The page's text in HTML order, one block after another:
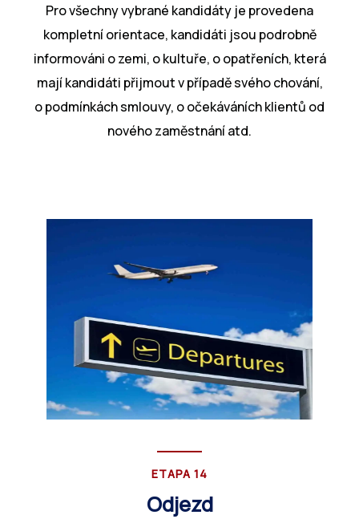
Pro všechny vybrané kandidáty je provedena
kompletní orientace, kandidáti jsou podrobně
informováni o zemi, o kultuře, o opatřeních, která
mají kandidáti přijmout v případě svého chování,
o podmínkách smlouvy, o očekáváních klientů od
nového zaměstnání atd.
ETAPA 14
Odjezd